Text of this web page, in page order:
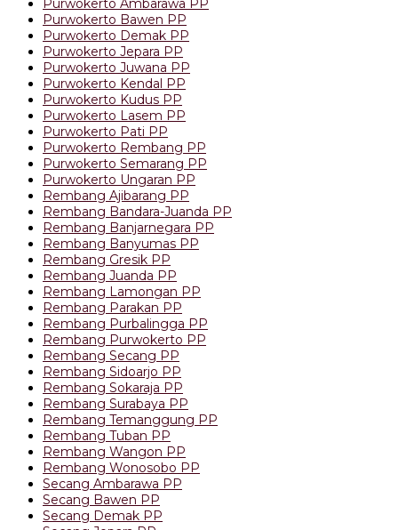
Purwokerto Ambarawa PP
Purwokerto Bawen PP
Purwokerto Demak PP
Purwokerto Jepara PP
Purwokerto Juwana PP
Purwokerto Kendal PP
Purwokerto Kudus PP
Purwokerto Lasem PP
Purwokerto Pati PP
Purwokerto Rembang PP
Purwokerto Semarang PP
Purwokerto Ungaran PP
Rembang Ajibarang PP
Rembang Bandara-Juanda PP
Rembang Banjarnegara PP
Rembang Banyumas PP
Rembang Gresik PP
Rembang Juanda PP
Rembang Lamongan PP
Rembang Parakan PP
Rembang Purbalingga PP
Rembang Purwokerto PP
Rembang Secang PP
Rembang Sidoarjo PP
Rembang Sokaraja PP
Rembang Surabaya PP
Rembang Temanggung PP
Rembang Tuban PP
Rembang Wangon PP
Rembang Wonosobo PP
Secang Ambarawa PP
Secang Bawen PP
Secang Demak PP